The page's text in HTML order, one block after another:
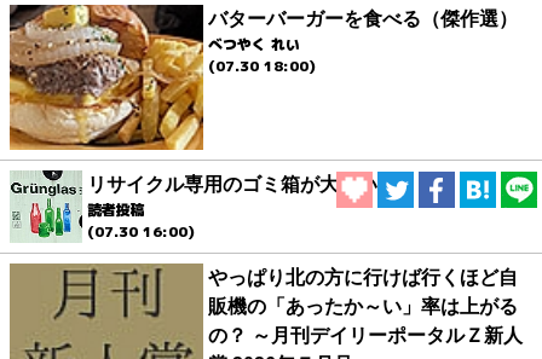
バターバーガーを食べる（傑作選）
べつやく れい
(07.30 18:00)
リサイクル専用のゴミ箱が大きい
読者投稿
(07.30 16:00)
やっぱり北の方に行けば行くほど自
販機の「あったか～い」率は上がる
の？ ～月刊デイリーポータルＺ新人